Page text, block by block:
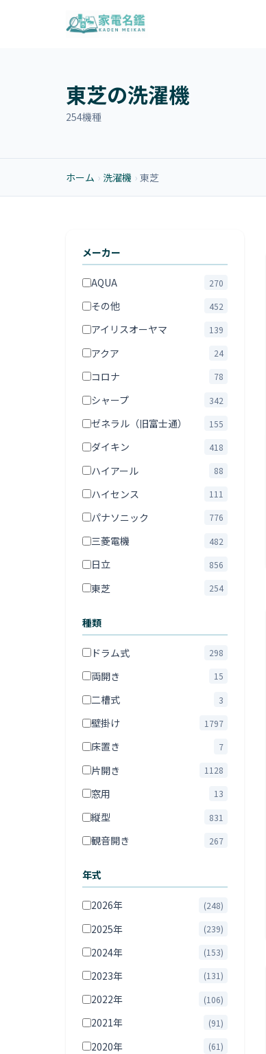
東芝の洗濯機
254機種
ホーム › 洗濯機 › 東芝
メーカー
AQUA 270
その他 452
アイリスオーヤマ 139
アクア 24
コロナ 78
シャープ 342
ゼネラル（旧富士通） 155
ダイキン 418
ハイアール 88
ハイセンス 111
パナソニック 776
三菱電機 482
日立 856
東芝 254
種類
ドラム式 298
両開き 15
二槽式 3
壁掛け 1797
床置き 7
片開き 1128
窓用 13
縦型 831
観音開き 267
年式
2026年 (248)
2025年 (239)
2024年 (153)
2023年 (131)
2022年 (106)
2021年 (91)
2020年 (61)